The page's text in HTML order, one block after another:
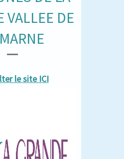
VALLEE DE
le site ICI